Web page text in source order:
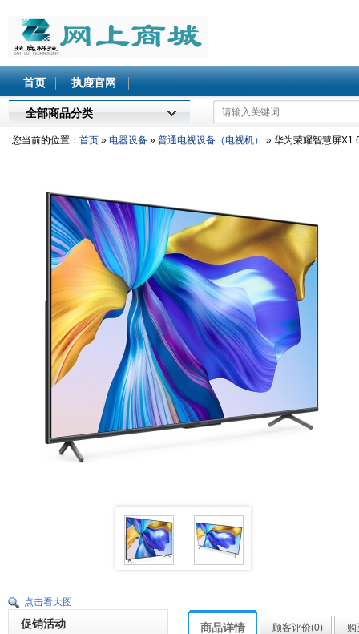
北执鹿网上商城
首页 执鹿官网
全部商品分类
您当前的位置： 首页 » 电器设备 » 普通电视设备（电视机） » 华为荣耀智慧屏X1
点击看大图
促销活动 商品详情 顾客评价(0) 购